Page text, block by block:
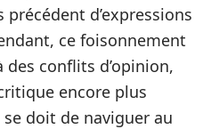
d’expressions
ce foisonnement
des conflits d’opinion,
encore plus
doit de naviguer au